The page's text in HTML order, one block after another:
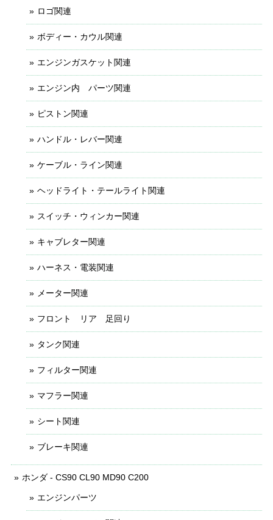
ロゴ関連
ボディー・カウル関連
エンジンガスケット関連
エンジン内 パーツ関連
ピストン関連
ハンドル・レバー関連
ケーブル・ライン関連
ヘッドライト・テールライト関連
スイッチ・ウィンカー関連
キャブレター関連
ハーネス・電装関連
メーター関連
フロント リア 足回り
タンク関連
フィルター関連
マフラー関連
シート関連
ブレーキ関連
ホンダ - CS90 CL90 MD90 C200
エンジンパーツ